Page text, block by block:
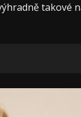
takové